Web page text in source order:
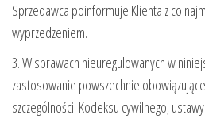
Sprzedawca poinformuje Klienta z co
wyprzedzeniem.
3. W sprawach nieuregulowanych w
zastosowanie powszechnie
szczególności: Kodeksu cywilnego;